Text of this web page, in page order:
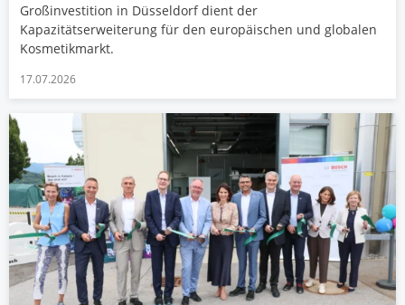
Großinvestition in Düsseldorf dient der
Kapazitätserweiterung für den europäischen und globalen
Kosmetikmarkt.
17.07.2026